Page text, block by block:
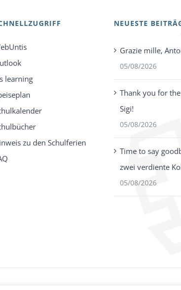
learning
zu den Schulferien
NEUESTE
Grazie mille,
05/08/2026
Thank you for
Sigi!
05/08/2026
Time to say
zwei verdiente
05/08/2026